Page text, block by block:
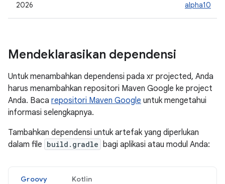
2026
alpha10
Mendeklarasikan dependensi
Untuk menambahkan dependensi pada xr projected, Anda
harus menambahkan repositori Maven Google ke project
Anda. Baca repositori Maven Google untuk mengetahui
informasi selengkapnya.
Tambahkan dependensi untuk artefak yang diperlukan
dalam file build.gradle bagi aplikasi atau modul Anda:
Groovy Kotlin